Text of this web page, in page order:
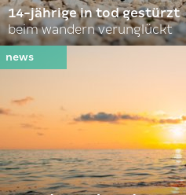
14-jährige in tod gestürzt
beim wandern verunglückt